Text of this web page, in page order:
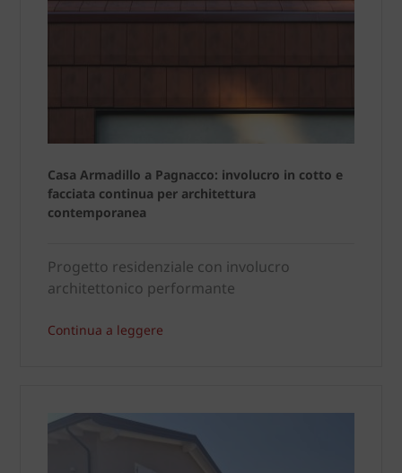
Casa Armadillo a Pagnacco: involucro in cotto e
facciata continua per architettura
contemporanea
Progetto residenziale con involucro
architettonico performante
Continua a leggere